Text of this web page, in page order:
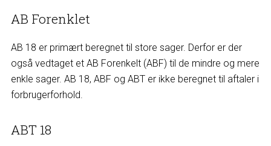
AB Forenklet
AB 18 er primært beregnet til store sager. Derfor er der
også vedtaget et AB Forenkelt (ABF) til de mindre og mere
enkle sager. AB 18, ABF og ABT er ikke beregnet til aftaler i
forbrugerforhold.
ABT 18